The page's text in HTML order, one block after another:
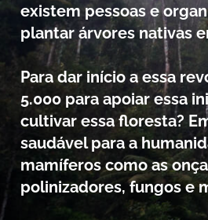
existem pessoas e
plantar árvores nativas
Para dar início a essa
5.000 para apoiar essa
cultivar essa floresta?
saudável para a
mamíferos como as
polinizadores, fungos e